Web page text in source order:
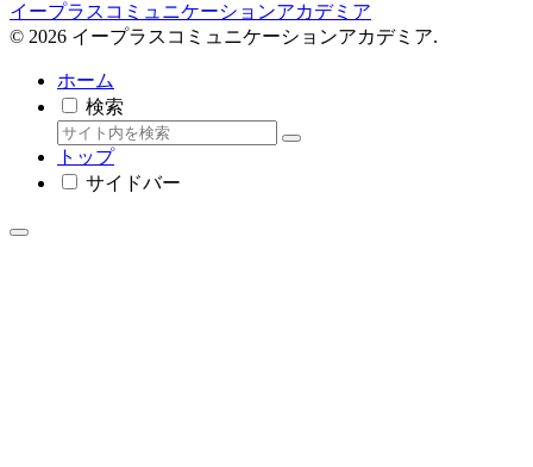
イープラスコミュニケーションアカデミア
© 2026 イープラスコミュニケーションアカデミア.
ホーム
検索
トップ
サイドバー